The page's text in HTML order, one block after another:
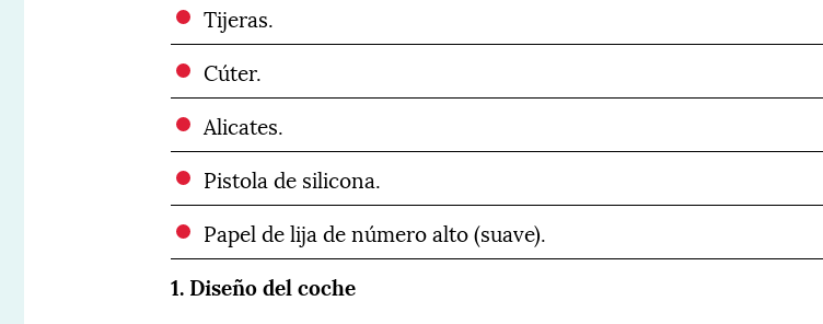
Tijeras.
Cúter.
Alicates.
Pistola de silicona.
Papel de lija de número alto (suave).
1. Diseño del coche